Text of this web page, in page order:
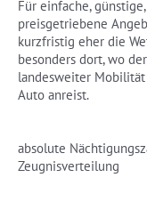
Für einfache,
preisgetriebene
kurzfristig eher die
besonders dort, wo
landesweiter
Auto anreist.
absolute
Zeugnisverteilung